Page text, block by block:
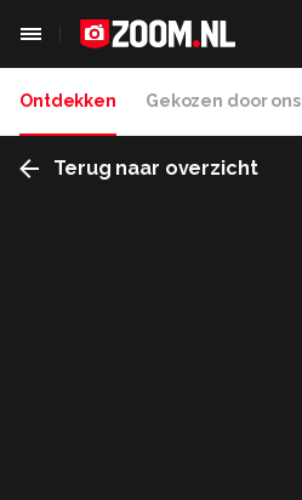
Ontdekken Gekozen door ons
Terug naar overzicht